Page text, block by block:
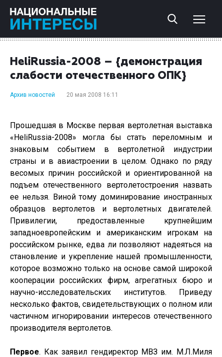
HeliRussia-2008 – {демонстрация
слабости отечественного ОПК}
Архив новостей 20 мая 2008 16:11
Прошедшая в Москве первая вертолетная выставка
«HeliRussia-2008» могла бы стать переломным и
знаковым событием в вертолетной индустрии
страны и в авиастроении в целом. Однако по ряду
весомых причин российской и ориентированной на
подъем отечественного вертолетостроения назвать
ее нельзя. Виной тому доминирование иностранных
образцов вертолетов и вертолетных двигателей.
Привилегии, предоставленные крупнейшим
западноевропейским и американским игрокам на
российском рынке, едва ли позволяют надеяться на
становление и укрепление нашей промышленности,
которое возможно только на основе самой широкой
кооперации российских фирм, агрегатных бюро и
научно-исследовательских институтов. Приведу
несколько фактов, свидетельствующих о полном или
частичном игнорировании интересов отечественного
производителя вертолетов.
Первое. Как заявил гендиректор МВЗ им. М.Л.Миля